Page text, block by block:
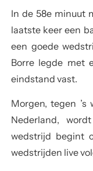
In de 58e minuut
laatste keer een
een goede
Borre legde met
eindstand vast.
Morgen, tegen
Nederland,
wedstrijd begint
wedstrijden live